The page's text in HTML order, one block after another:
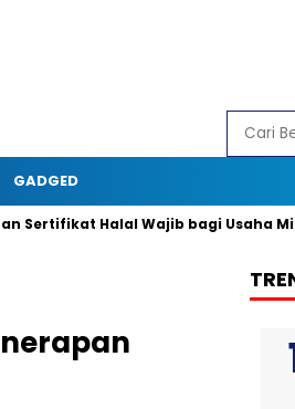
GADGED
Halal Wajib bagi Usaha Mikro dan